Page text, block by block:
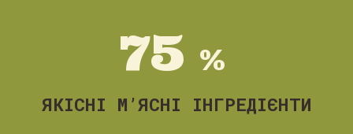
75 %
ЯКІСНІ М’ЯСНІ ІНГРЕДІЄНТИ